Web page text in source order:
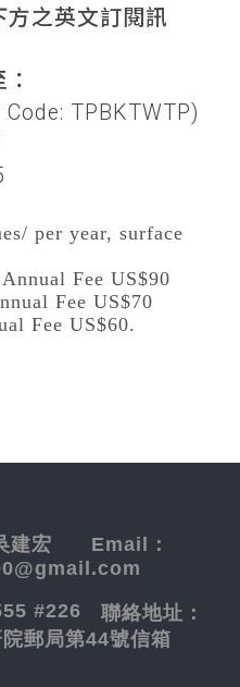
之英文訂閱訊
TPBKTWTP)
per year, surface
Fee US$90
Fee US$70
Fee US$60.
吳建宏 Email：
#226 聯絡地址：
郵局第44號信箱